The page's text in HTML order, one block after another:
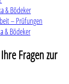
& Bödeker
– Prüfungen
& Bödeker
Fragen zur